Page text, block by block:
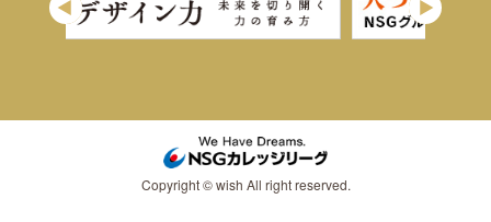
Copyright © wish All right reserved.